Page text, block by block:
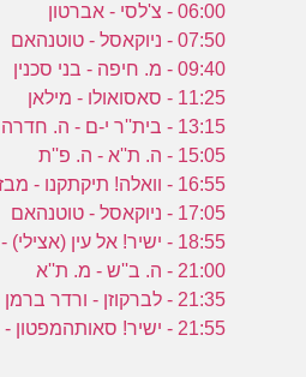
06:00 - צ'לסי - אברטון
07:50 - ניוקאסל - טוטנהאם
09:40 - מ. חיפה - בני סכנין
11:25 - סאסואולו - מילאן
13:15 - בית''ר י-ם - ה. חדרה
15:05 - ה. ת''א - ה. פ''ת
16:55 - וואלה! תיקתקנו - מבזק ספורט
17:05 - ניוקאסל - טוטנהאם
18:55 - ישיר! אל עין (אצילי) - אל הילאל
21:00 - ה. ב''ש - מ. ת''א
21:35 - לברקוזן - ורדר ברמן
21:55 - ישיר! סאותהמפטון - פרסטון